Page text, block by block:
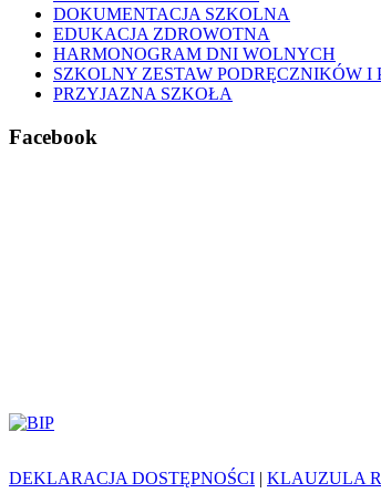
DOKUMENTACJA SZKOLNA
EDUKACJA ZDROWOTNA
HARMONOGRAM DNI WOLNYCH
SZKOLNY ZESTAW PODRĘCZNIKÓW I
PRZYJAZNA SZKOŁA
Facebook
DEKLARACJA DOSTĘPNOŚCI | KLAUZULA